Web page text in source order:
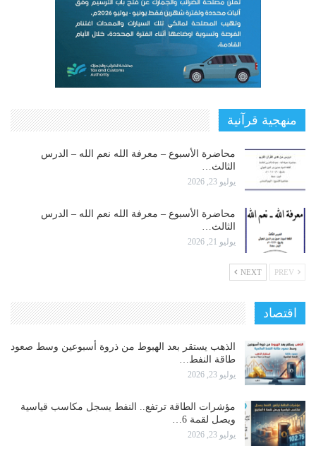
منهجية قرآنية
محاضرة الأسبوع – معرفة الله نعم الله – الدرس
الثالث…
يوليو 23, 2026
محاضرة الأسبوع – معرفة الله نعم الله – الدرس
الثالث…
يوليو 21, 2026
NEXT
اقتصاد
الذهب يستقر بعد الهبوط من ذروة أسبوعين وسط صعود
طاقة النفط…
يوليو 23, 2026
مؤشرات الطاقة ترتفع.. النفط يسجل مكاسب قياسية
ويصل لقمة 6…
يوليو 23, 2026